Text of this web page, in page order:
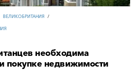
ВЕЛИКОБРИТАНИЯ /
необходима
покупке недвижимости